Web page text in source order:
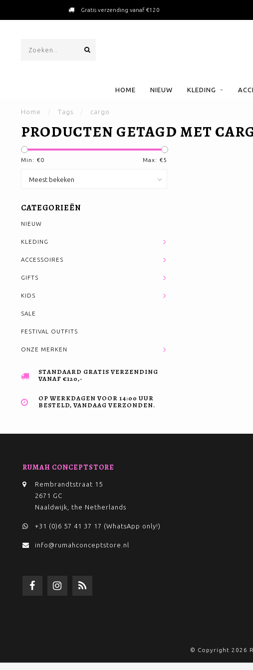
Gratis verzending vanaf €120
HOME NIEUW KLEDING
Home / Tags / cargo
PRODUCTEN GETAGD MET
Min: €0 Max: €5
CATEGORIEËN
NIEUW
KLEDING
ACCESSOIRES
GIFTS
KIDS
SALE
FESTIVAL OUTFITS
ONZE MERKEN
STANDAARD GRATIS VERZENDING
VANAF €120,-
OP WERKDAGEN VOOR 14:00 UUR
BESTELD, VANDAAG VERZONDEN.
RUMAH CONCEPTSTORE
Rembrandtstraat 15
2671 GC
Naaldwijk, the Netherlands
+31 (0)6 57 41 37 17 (WhatsApp only!)
info@rumahconceptstore.nl
© Copyright 2026